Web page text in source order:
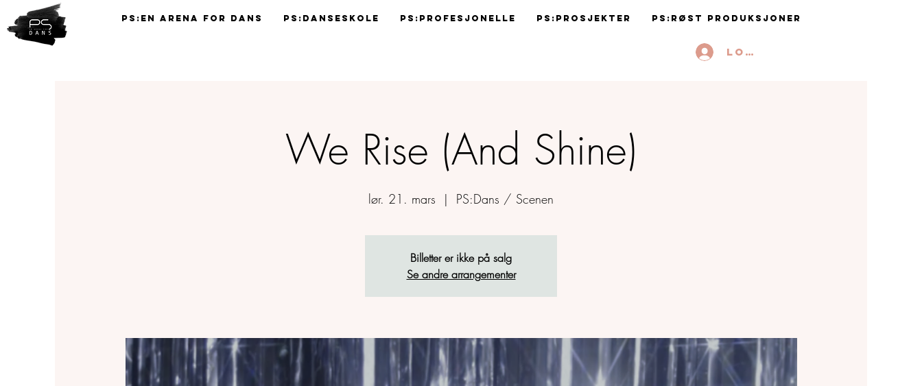
PS:En Arena for Dans PS:Danseskole Ps:Profesjonelle Ps:Prosjekter PS:RØST Produksjoner
Logg inn
We Rise (And Shine)
lør. 21. mars
  |
PS:Dans / Scenen
Billetter er ikke på salg
Se andre arrangementer